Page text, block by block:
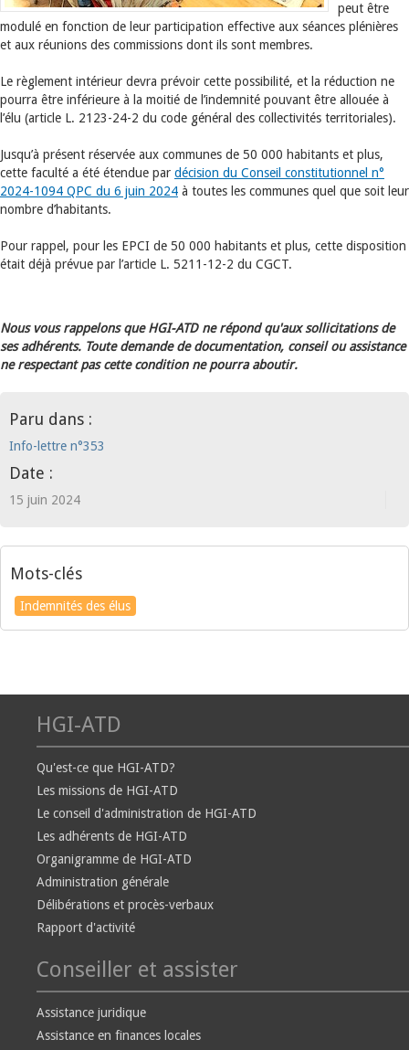
peut être
modulé en fonction de leur participation effective aux séances plénières
et aux réunions des commissions dont ils sont membres.
Le règlement intérieur devra prévoir cette possibilité, et la réduction ne
pourra être inférieure à la moitié de l’indemnité pouvant être allouée à
l’élu (article L. 2123-24-2 du code général des collectivités territoriales).
Jusqu’à présent réservée aux communes de 50 000 habitants et plus,
cette faculté a été étendue par décision du Conseil constitutionnel n°
2024-1094 QPC du 6 juin 2024 à toutes les communes quel que soit leur
nombre d’habitants.
Pour rappel, pour les EPCI de 50 000 habitants et plus, cette disposition
était déjà prévue par l’article L. 5211-12-2 du CGCT.
Nous vous rappelons que HGI-ATD ne répond qu'aux sollicitations de
ses adhérents. Toute demande de documentation, conseil ou assistance
ne respectant pas cette condition ne pourra aboutir.
Paru dans :
Info-lettre n°353
Date :
15 juin 2024
Mots-clés
Indemnités des élus
HGI-ATD
Qu'est-ce que HGI-ATD?
Les missions de HGI-ATD
Le conseil d'administration de HGI-ATD
Les adhérents de HGI-ATD
Organigramme de HGI-ATD
Administration générale
Délibérations et procès-verbaux
Rapport d'activité
Conseiller et assister
Assistance juridique
Assistance en finances locales